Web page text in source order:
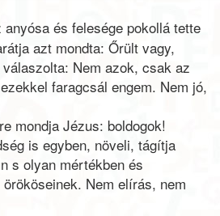
és felesége pokollá tette
azt mondta: Őrült vagy,
Nem azok, csak az
faragcsál engem. Nem jó,
mondja Jézus: boldogok!
is egyben, növeli, tágítja
s olyan mértékben és
Nem elírás, nem